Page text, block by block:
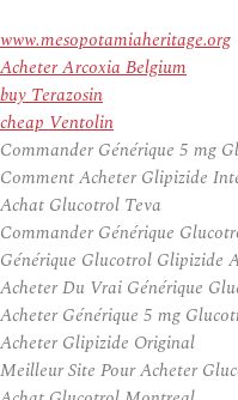
www.mesopotamiaheritage.org
Acheter Arcoxia Belgium
buy Terazosin
cheap Ventolin
Commander Générique 5 mg
Comment Acheter Glipizide
Achat Glucotrol Teva
Commander Générique
Générique Glucotrol Glipizide
Acheter Du Vrai Générique
Acheter Générique 5 mg
Acheter Glipizide Original
Meilleur Site Pour Acheter